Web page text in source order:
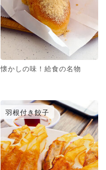
懐かしの味！給食の名物
羽根付き餃子